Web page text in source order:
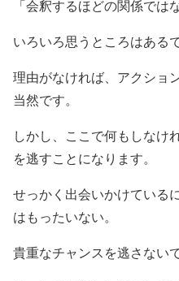
「会釈するほどの関係では
いろいろ思うところはある
理由がなければ、アクショ
当然です。
しかし、ここで何もしなけ
を逃すことになります。
せっかく出会いかけている
はもったいない。
貴重なチャンスを逃さない